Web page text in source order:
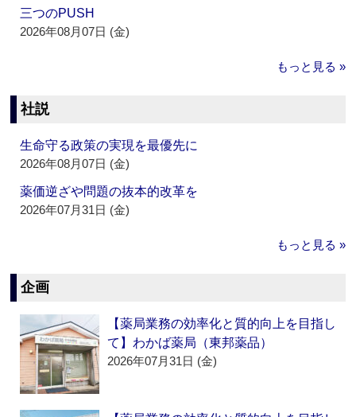
三つのPUSH
2026年08月07日 (金)
もっと見る »
社説
生命守る政策の実現を最優先に
2026年08月07日 (金)
薬価逆ざや問題の抜本的改革を
2026年07月31日 (金)
もっと見る »
企画
【薬局業務の効率化と質的向上を目指し
て】わかば薬局（東邦薬品）
2026年07月31日 (金)